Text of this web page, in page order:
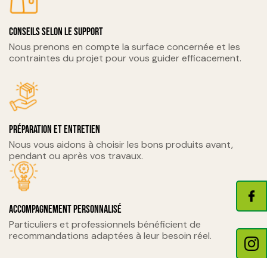
Conseils selon le support
Nous prenons en compte la surface concernée et les
contraintes du projet pour vous guider efficacement.
Préparation et entretien
Nous vous aidons à choisir les bons produits avant,
pendant ou après vos travaux.
Accompagnement personnalisé
Particuliers et professionnels bénéficient de
recommandations adaptées à leur besoin réel.